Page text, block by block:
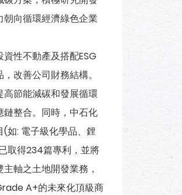
向循環經濟綠色企業
性不動產及搭配ESG
改善公司財務結構。
節能減碳和發展循環
整合。同時，中石化
如: 電子級化學品、鋰
取得234篇專利，並將
軸之土地開發業務，
A+的未來化頂級商